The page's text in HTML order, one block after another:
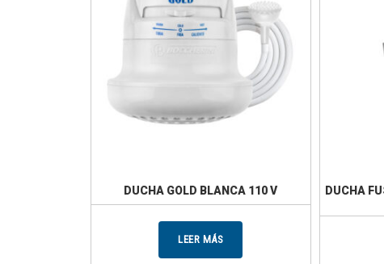
DUCHA GOLD BLANCA 110 V
LEER MÁS
DUCHA